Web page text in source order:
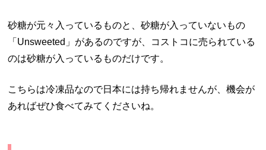
砂糖が元々入っているものと、砂糖が入っていないもの
「Unsweeted」があるのですが、コストコに売られている
のは砂糖が入っているものだけです。
こちらは冷凍品なので日本には持ち帰れませんが、機会が
あればぜひ食べてみてくださいね。